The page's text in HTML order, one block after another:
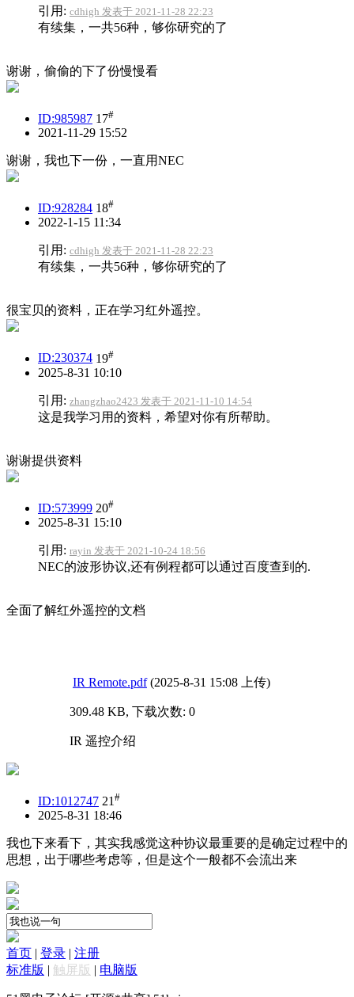
引用: cdhigh 发表于 2021-11-28 22:23
有续集，一共56种，够你研究的了
谢谢，偷偷的下了份慢慢看
ID:985987 17#
2021-11-29 15:52
谢谢，我也下一份，一直用NEC
ID:928284 18#
2022-1-15 11:34
引用: cdhigh 发表于 2021-11-28 22:23
有续集，一共56种，够你研究的了
很宝贝的资料，正在学习红外遥控。
ID:230374 19#
2025-8-31 10:10
引用: zhangzhao2423 发表于 2021-11-10 14:54
这是我学习用的资料，希望对你有所帮助。
谢谢提供资料
ID:573999 20#
2025-8-31 15:10
引用: rayin 发表于 2021-10-24 18:56
NEC的波形协议,还有例程都可以通过百度查到的.
全面了解红外遥控的文档
IR Remote.pdf (2025-8-31 15:08 上传)
309.48 KB, 下载次数: 0
IR 遥控介绍
ID:1012747 21 #
2025-8-31 18:46
我也下来看下，其实我感觉这种协议最重要的是确定过程中的
思想，出于哪些考虑等，但是这个一般都不会流出来
首页 | 登录 | 注册
标准版 | 触屏版 | 电脑版